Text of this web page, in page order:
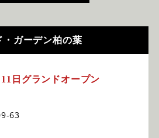
・ガーデン柏の葉
日グランドオープン
63